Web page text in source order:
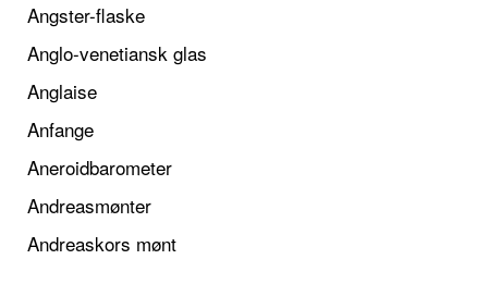
Angster-flaske
Anglo-venetiansk glas
Anglaise
Anfange
Aneroidbarometer
Andreasmønter
Andreaskors mønt